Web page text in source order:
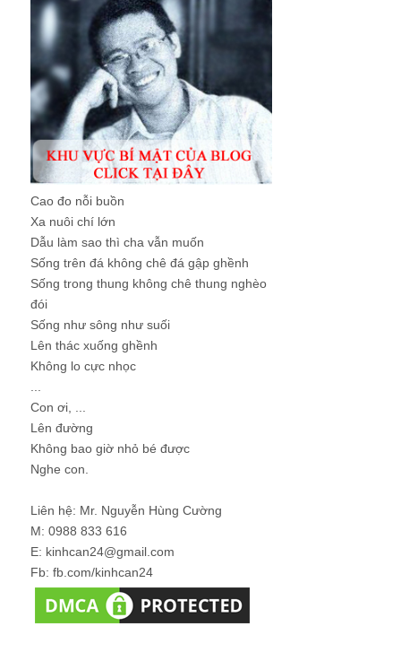
Cao đo nỗi buồn
Xa nuôi chí lớn
Dẫu làm sao thì cha vẫn muốn
Sống trên đá không chê đá gập ghềnh
Sống trong thung không chê thung nghèo
đói
Sống như sông như suối
Lên thác xuống ghềnh
Không lo cực nhọc
Con ơi, ...
Lên đường
Không bao giờ nhỏ bé được
Nghe con.
Liên hệ: Mr. Nguyễn Hùng Cường
M: 0988 833 616
E: kinhcan24@gmail.com
Fb: fb.com/kinhcan24